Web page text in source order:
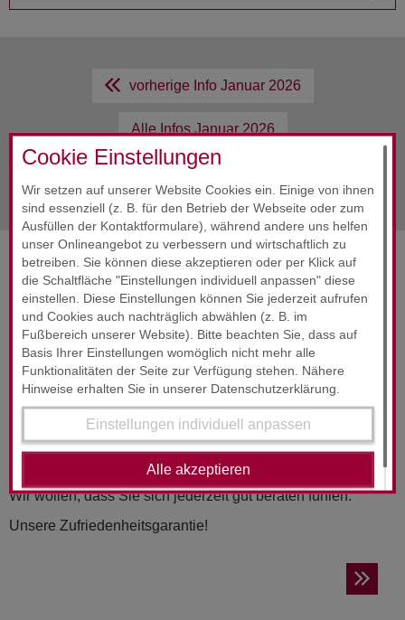
Cookie Einstellungen
Wir setzen auf unserer Website Cookies ein. Einige von ihnen
sind essenziell (z. B. für den Betrieb der Webseite oder zum
Ausfüllen der Kontaktformulare), während andere uns helfen
unser Onlineangebot zu verbessern und wirtschaftlich zu
betreiben. Sie können diese akzeptieren oder per Klick auf
die Schaltfläche "Einstellungen individuell anpassen" diese
einstellen. Diese Einstellungen können Sie jederzeit aufrufen
und Cookies auch nachträglich abwählen (z. B. im
Fußbereich unserer Website). Bitte beachten Sie, dass auf
Basis Ihrer Einstellungen womöglich nicht mehr alle
Funktionalitäten der Seite zur Verfügung stehen. Nähere
Hinweise erhalten Sie in unserer Datenschutzerklärung.
Einstellungen individuell anpassen
Alle akzeptieren
vorherige Info Januar 2026
Alle InfosJanuar 2026
nächste Info
SERVICES & ENGAGEMENT
RUND­UM-SORG­LOS-PAKET
24-Stunden-Service
Wir wollen, dass Sie sich jederzeit gut beraten fühlen.
Unsere Zufriedenheitsgarantie!